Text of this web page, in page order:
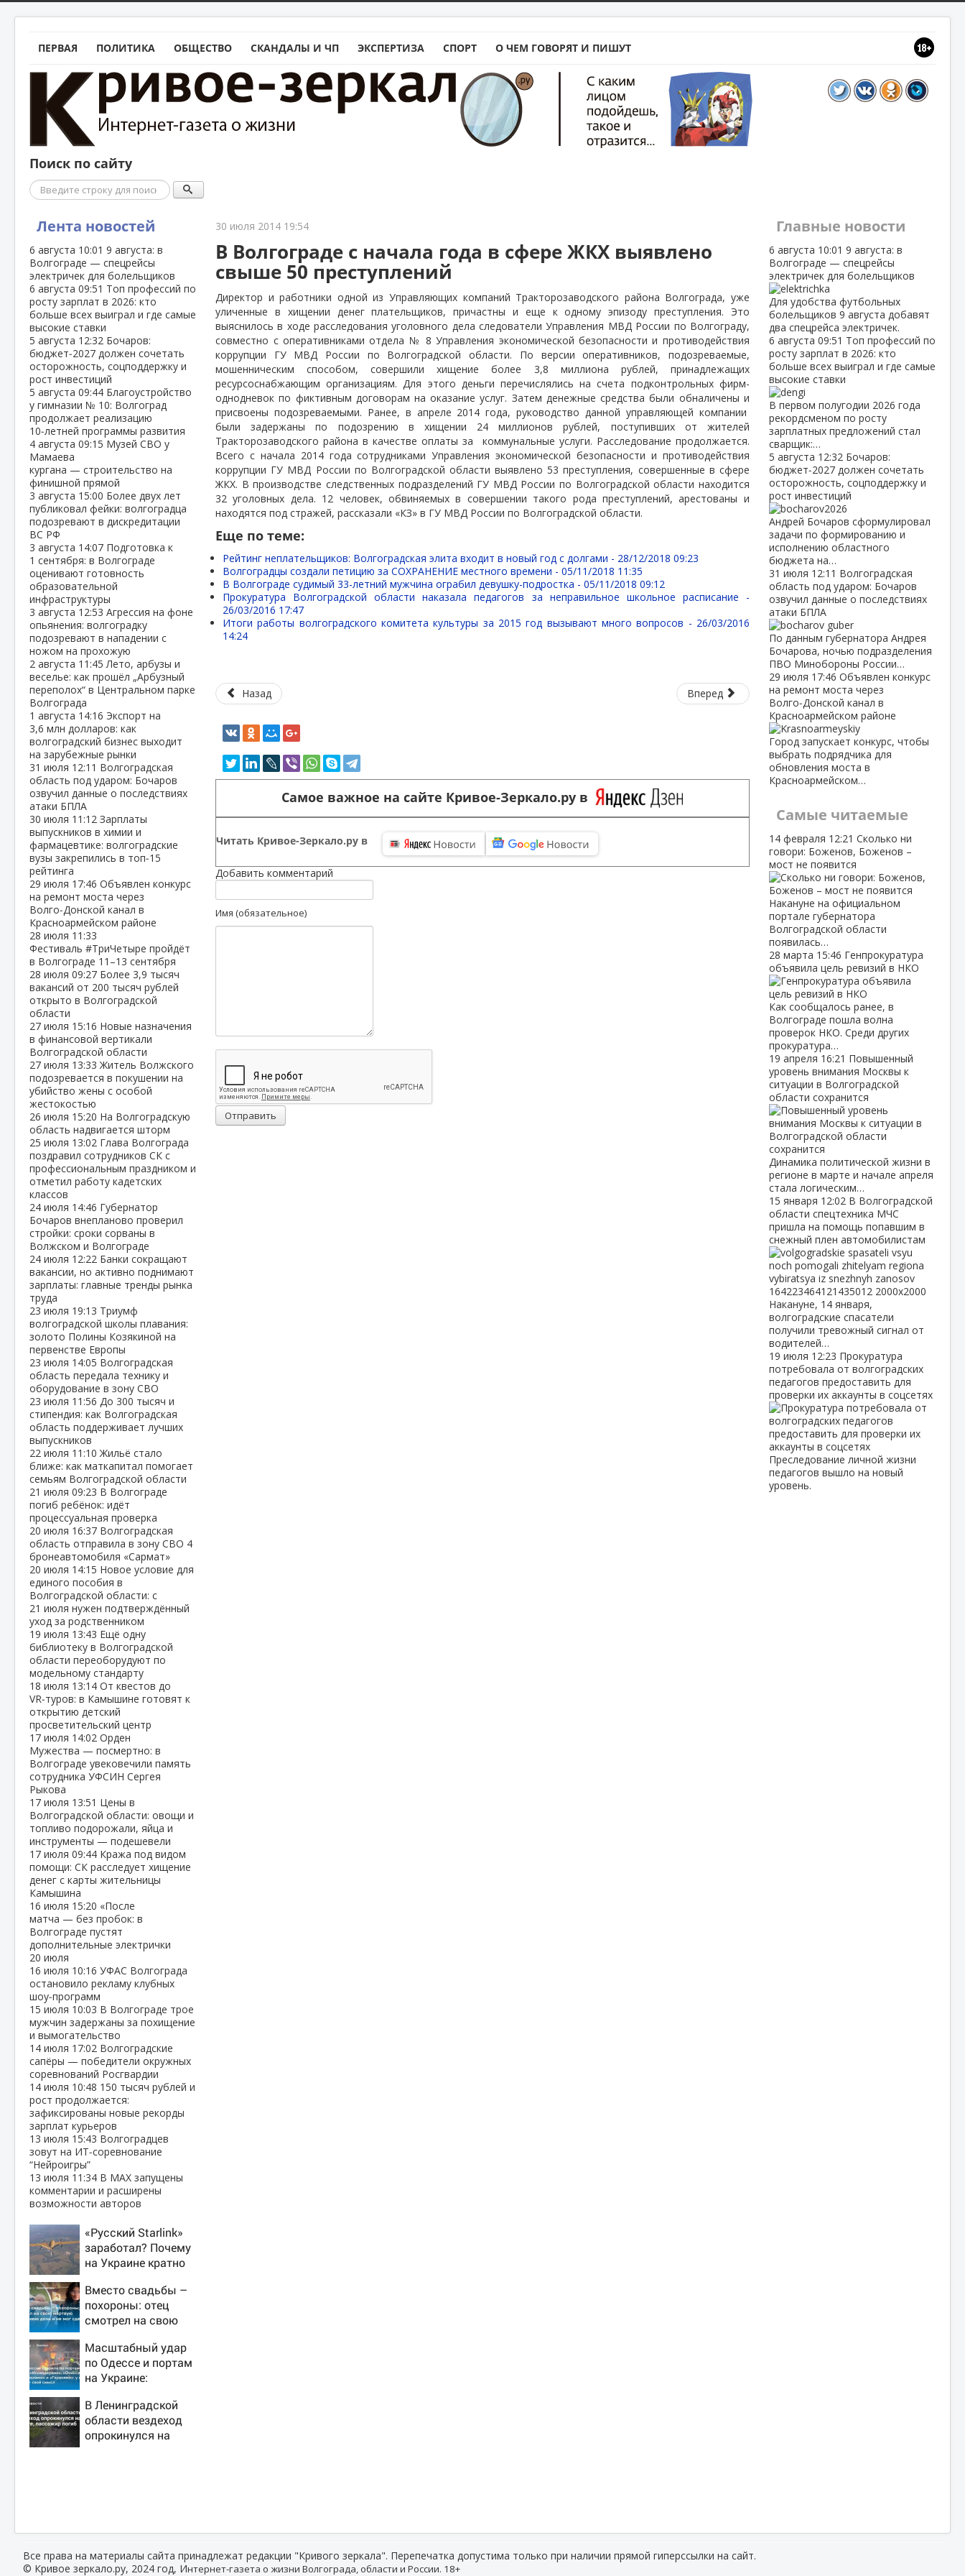
ПЕРВАЯ ПОЛИТИКА ОБЩЕСТВО СКАНДАЛЫ И ЧП ЭКСПЕРТИЗА СПОРТ О ЧЕМ ГОВОРЯТ И ПИШУТ
Поиск по сайту
Поиск
Лента новостей
6 августа 10:01 9 августа: в
Волгограде — спецрейсы
электричек для болельщиков
6 августа 09:51 Топ профессий по
росту зарплат в 2026: кто
больше всех выиграл и где самые
высокие ставки
5 августа 12:32 Бочаров:
бюджет‑2027 должен сочетать
осторожность, соцподдержку и
рост инвестиций
5 августа 09:44 Благоустройство
у гимназии № 10: Волгоград
продолжает реализацию
10‑летней программы развития
4 августа 09:15 Музей СВО у
Мамаева
кургана — строительство на
финишной прямой
3 августа 15:00 Более двух лет
публиковал фейки: волгоградца
подозревают в дискредитации
ВС РФ
3 августа 14:07 Подготовка к
1 сентября: в Волгограде
оценивают готовность
образовательной
инфраструктуры
3 августа 12:53 Агрессия на фоне
опьянения: волгоградку
подозревают в нападении с
ножом на прохожую
2 августа 11:45Лето, арбузы и
веселье: как прошёл „Арбузный
переполох“ в Центральном парке
Волгограда
1 августа 14:16 Экспорт на
3,6 млн долларов: как
волгоградский бизнес выходит
на зарубежные рынки
31 июля 12:11 Волгоградская
область под ударом: Бочаров
озвучил данные о последствиях
атаки БПЛА
30 июля 11:12 Зарплаты
выпускников в химии и
фармацевтике: волгоградские
вузы закрепились в топ‑15
рейтинга
29 июля 17:46 Объявлен конкурс
на ремонт моста через
Волго‑Донской канал в
Красноармейском районе
28 июля 11:33
Фестиваль #ТриЧетыре пройдёт
в Волгограде 11–13 сентября
28 июля 09:27 Более 3,9 тысяч
вакансий от 200 тысяч рублей
открыто в Волгоградской
области
27 июля 15:16 Новые назначения
в финансовой вертикали
Волгоградской области
27 июля 13:33Житель Волжского
подозревается в покушении на
убийство жены с особой
жестокостью
26 июля 15:20 На Волгоградскую
область надвигается шторм
25 июля 13:02 Глава Волгограда
поздравил сотрудников СК с
профессиональным праздником и
отметил работу кадетских
классов
24 июля 14:46 Губернатор
Бочаров внепланово проверил
стройки: сроки сорваны в
Волжском и Волгограде
24 июля 12:22 Банки сокращают
вакансии, но активно поднимают
зарплаты: главные тренды рынка
труда
23 июля 19:13 Триумф
волгоградской школы плавания:
золото Полины Козякиной на
первенстве Европы
23 июля 14:05 Волгоградская
область передала технику и
оборудование в зону СВО
23 июля 11:56 До 300 тысяч и
стипендия: как Волгоградская
область поддерживает лучших
выпускников
22 июля 11:10Жильё стало
ближе: как маткапитал помогает
семьям Волгоградской области
21 июля 09:23 В Волгограде
погиб ребёнок: идёт
процессуальная проверка
20 июля 16:37 Волгоградская
область отправила в зону СВО 4
бронеавтомобиля «Сармат»
20 июля 14:15 Новое условие для
единого пособия в
Волгоградской области: с
21 июля нужен подтверждённый
уход за родственником
19 июля 13:43 Ещё одну
библиотеку в Волгоградской
области переоборудуют по
модельному стандарту
18 июля 13:14 От квестов до
VR‑туров: в Камышине готовят к
открытию детский
просветительский центр
17 июля 14:02 Орден
Мужества — посмертно: в
Волгограде увековечили память
сотрудника УФСИН Сергея
Рыкова
17 июля 13:51 Цены в
Волгоградской области: овощи и
топливо подорожали, яйца и
инструменты — подешевели
17 июля 09:44 Кража под видом
помощи: СК расследует хищение
денег с карты жительницы
Камышина
16 июля 15:20 «После
матча — без пробок: в
Волгограде пустят
дополнительные электрички
20 июля
16 июля 10:16 УФАС Волгограда
остановило рекламу клубных
шоу‑программ
15 июля 10:03 В Волгограде трое
мужчин задержаны за похищение
и вымогательство
14 июля 17:02 Волгоградские
сапёры — победители окружных
соревнований Росгвардии
14 июля 10:48 150 тысяч рублей и
рост продолжается:
зафиксированы новые рекорды
зарплат курьеров
13 июля 15:43 Волгоградцев
зовут на ИТ‑соревнование
“Нейроигры”
13 июля 11:34 В МАХ запущены
комментарии и расширены
возможности авторов
«Русский Starlink»
заработал? Почему
на Украине кратно
точность попаданий
по объектам ВСУ
Вместо свадьбы –
похороны: отец
смотрел на свою
дочь и не мог
сдержать слезы
Масштабный удар
по Одессе и портам
на Украине:
подробности об
ударах России 9
августа 2026 года
В Ленинградской
области вездеход
опрокинулся на
30 июля 2014 19:54
В Волгограде с начала года в сфере ЖКХ выявлено
свыше 50 преступлений
Директор и работники одной из Управляющих компаний Тракторозаводского района Волгограда, уже
уличенные в хищении денег плательщиков, причастны и еще к одному эпизоду преступления. Это
выяснилось в ходе расследования уголовного дела следователи Управления МВД России по Волгограду,
совместно с оперативниками отдела № 8 Управления экономической безопасности и противодействия
коррупции ГУ МВД России по Волгоградской области. По версии оперативников, подозреваемые,
мошенническим способом, совершили хищение более 3,8 миллиона рублей, принадлежащих
ресурсоснабжающим организациям. Для этого деньги перечислялись на счета подконтрольных фирм-
однодневок по фиктивным договорам на оказание услуг. Затем денежные средства были обналичены и
присвоены подозреваемыми. Ранее, в апреле 2014 года, руководство данной управляющей компании
были задержаны по подозрению в хищении 24 миллионов рублей, поступивших от жителей
Тракторозаводского района в качестве оплаты за
коммунальные услуги. Расследование продолжается.
Всего с начала 2014 года сотрудниками Управления экономической безопасности и противодействия
коррупции ГУ МВД России по Волгоградской области выявлено 53 преступления, совершенные в сфере
ЖКХ. В производстве следственных подразделений ГУ МВД России по Волгоградской области находится
32 уголовных дела. 12 человек, обвиняемых в совершении такого рода преступлений, арестованы и
находятся под стражей, рассказали «КЗ» в ГУ МВД России по Волгоградской области.
Еще по теме:
Рейтинг неплательщиков: Волгоградская элита входит в новый год с долгами - 28/12/2018 09:23
Волгоградцы создали петицию за СОХРАНЕНИЕ местного времени -05/11/2018 11:35
В Волгограде судимый 33-летний мужчина ограбил девушку-подростка -05/11/2018 09:12
Прокуратура Волгоградской области наказала педагогов за неправильное школьное расписание -
26/03/2016 17:47
Итоги работы волгоградского комитета культуры за 2015 год вызывают много вопросов - 26/03/2016
14:24
Назад Вперед
Самое важное на сайте Кривое-Зеркало.ру в
Читать Кривое-Зеркало.ру в
Добавить комментарий
Имя (обязательное)
Отправить
Главные новости
6 августа 10:01 9 августа: в
Волгограде — спецрейсы
электричек для болельщиков
Для удобства футбольных
болельщиков 9 августа добавят
два спецрейса электричек.
6 августа 09:51 Топ профессий по
росту зарплат в 2026: кто
больше всех выиграл и где самые
высокие ставки
В первом полугодии 2026 года
рекордсменом по росту
зарплатных предложений стал
сварщик:…
5 августа 12:32 Бочаров:
бюджет‑2027 должен сочетать
осторожность, соцподдержку и
рост инвестиций
Андрей Бочаров сформулировал
задачи по формированию и
исполнению областного
бюджета на…
31 июля 12:11 Волгоградская
область под ударом: Бочаров
озвучил данные о последствиях
атаки БПЛА
По данным губернатора Андрея
Бочарова, ночью подразделения
ПВО Минобороны России…
29 июля 17:46 Объявлен конкурс
на ремонт моста через
Волго‑Донской канал в
Красноармейском районе
Город запускает конкурс, чтобы
выбрать подрядчика для
обновления моста в
Красноармейском…
Самые читаемые
14 февраля 12:21 Сколько ни
говори: Боженов, Боженов –
мост не появится
Накануне на официальном
портале губернатора
Волгоградской области
появилась…
28 марта 15:46 Генпрокуратура
объявила цель ревизий в НКО
Как сообщалось ранее, в
Волгограде пошла волна
проверок НКО. Среди других
прокуратура…
19 апреля 16:21 Повышенный
уровень внимания Москвы к
ситуации в Волгоградской
области сохранится
Динамика политической жизни в
регионе в марте и начале апреля
стала логическим…
15 января 12:02 В Волгоградской
области спецтехника МЧС
пришла на помощь попавшим в
снежный плен автомобилистам
Накануне, 14 января,
волгоградские спасатели
получили тревожный сигнал от
водителей…
19 июля 12:23 Прокуратура
потребовала от волгоградских
педагогов предоставить для
проверки их аккаунты в соцсетях
Преследование личной жизни
педагогов вышло на новый
уровень.
Все права на материалы сайта принадлежат редакции "Кривого зеркала". Перепечатка допустима только при наличии прямой гиперссылки на сайт.
© Кривое зеркало.ру, 2024 год, Интернет-газета о жизни Волгограда, области и России. 18+